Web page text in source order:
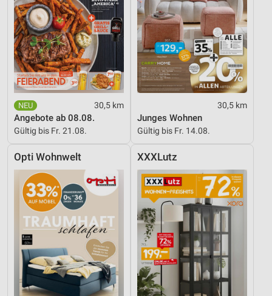
30,5 km
Angebote ab 08.08.
Gültig bis Fr. 21.08.
30,5 km
Junges Wohnen
Gültig bis Fr. 14.08.
Opti Wohnwelt XXXLutz